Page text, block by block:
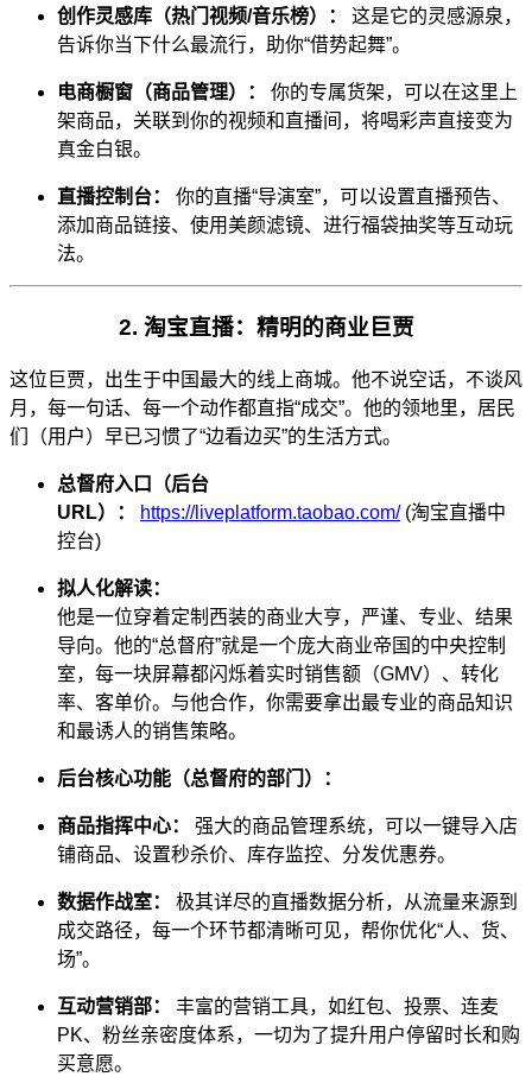
创作灵感库（热门视频/音乐榜）：
这是它的灵感源泉，
告诉你当下什么最流行，助你“借势起舞”。
电商橱窗（商品管理）：
你的专属货架，可以在这里上
架商品，关联到你的视频和直播间，将喝彩声直接变为
真金白银。
直播控制台：
你的直播“导演室”，可以设置直播预告、
添加商品链接、使用美颜滤镜、进行福袋抽奖等互动玩
法。
2. 淘宝直播：精明的商业巨贾
这位巨贾，出生于中国最大的线上商城。他不说空话，不谈风
月，每一句话、每一个动作都直指“成交”。他的领地里，居民
们（用户）早已习惯了“边看边买”的生活方式。
总督府入口（后台
URL）：
https://liveplatform.taobao.com/(淘宝直播中
控台)
拟人化解读：
他是一位穿着定制西装的商业大亨，严谨、专业、结果
导向。他的“总督府”就是一个庞大商业帝国的中央控制
室，每一块屏幕都闪烁着实时销售额（GMV）、转化
率、客单价。与他合作，你需要拿出最专业的商品知识
和最诱人的销售策略。
后台核心功能（总督府的部门）：
商品指挥中心：
强大的商品管理系统，可以一键导入店
铺商品、设置秒杀价、库存监控、分发优惠券。
数据作战室：
极其详尽的直播数据分析，从流量来源到
成交路径，每一个环节都清晰可见，帮你优化“人、货、
场”。
互动营销部：
丰富的营销工具，如红包、投票、连麦
PK、粉丝亲密度体系，一切为了提升用户停留时长和购
买意愿。